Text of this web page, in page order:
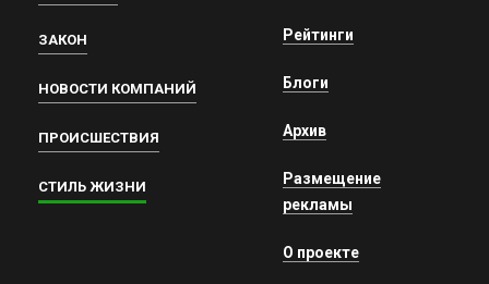
ЗАКОН
НОВОСТИ КОМПАНИЙ
ПРОИСШЕСТВИЯ
СТИЛЬ ЖИЗНИ
Рейтинги
Блоги
Архив
Размещение
рекламы
О проекте